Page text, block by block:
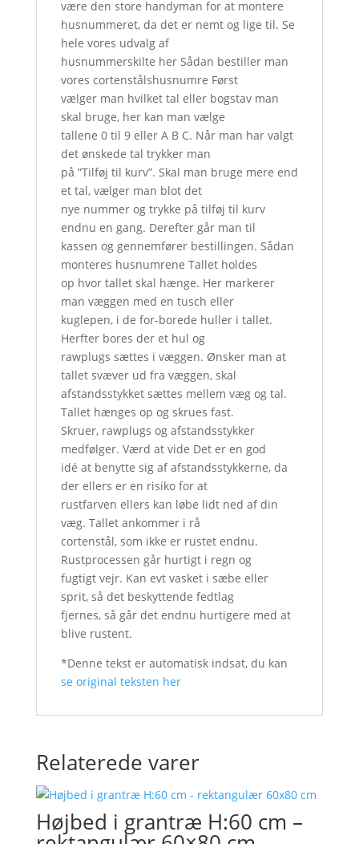
være den store handyman for at montere
husnummeret, da det er nemt og lige til. Se
hele vores udvalg af
husnummerskilte her Sådan bestiller man
vores cortenstålshusnumre Først
vælger man hvilket tal eller bogstav man
skal bruge, her kan man vælge
tallene 0 til 9 eller A B C. Når man har valgt
det ønskede tal trykker man
på ”Tilføj til kurv”. Skal man bruge mere end
et tal, vælger man blot det
nye nummer og trykke på tilføj til kurv
endnu en gang. Derefter går man til
kassen og gennemfører bestillingen. Sådan
monteres husnumrene Tallet holdes
op hvor tallet skal hænge. Her markerer
man væggen med en tusch eller
kuglepen, i de for-borede huller i tallet.
Herfter bores der et hul og
rawplugs sættes i væggen. Ønsker man at
tallet svæver ud fra væggen, skal
afstandsstykket sættes mellem væg og tal.
Tallet hænges op og skrues fast.
Skruer, rawplugs og afstandsstykker
medfølger. Værd at vide Det er en god
idé at benytte sig af afstandsstykkerne, da
der ellers er en risiko for at
rustfarven ellers kan løbe lidt ned af din
væg. Tallet ankommer i rå
cortenstål, som ikke er rustet endnu.
Rustprocessen går hurtigt i regn og
fugtigt vejr. Kan evt vasket i sæbe eller
sprit, så det beskyttende fedtlag
fjernes, så går det endnu hurtigere med at
blive rustent.
*Denne tekst er automatisk indsat, du kan
se original teksten her
Relaterede varer
Højbed i grantræ H:60 cm –